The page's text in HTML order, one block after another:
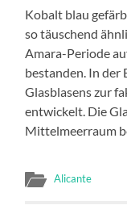
Kobalt blau
so täuschend
Amara-Periode
bestanden. In der
Glasblasens zur
entwickelt. Die
Mittelmeerraum
Alicante